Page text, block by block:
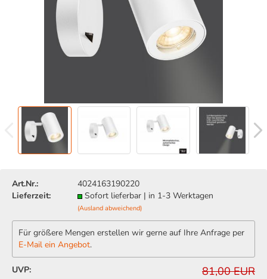
Art.Nr.:
4024163190220
Lieferzeit:
Sofort lieferbar | in 1-3 Werktagen
(Ausland abweichend)
Für größere Mengen erstellen wir gerne auf Ihre Anfrage per
E-Mail ein Angebot.
UVP: 81,00 EUR